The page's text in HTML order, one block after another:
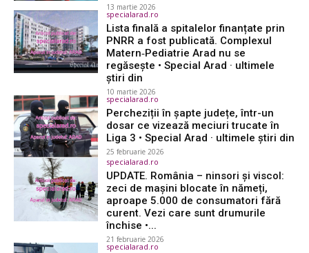
13 martie 2026
specialarad.ro
Lista finală a spitalelor finanțate prin
PNRR a fost publicată. Complexul
Matern‑Pediatrie Arad nu se
regăsește • Special Arad · ultimele
știri din
10 martie 2026
specialarad.ro
Percheziții în șapte județe, într-un
dosar ce vizează meciuri trucate în
Liga 3 • Special Arad · ultimele știri din
25 februarie 2026
specialarad.ro
UPDATE. România – ninsori și viscol:
zeci de mașini blocate în nămeți,
aproape 5.000 de consumatori fără
curent. Vezi care sunt drumurile
închise •...
21 februarie 2026
specialarad.ro